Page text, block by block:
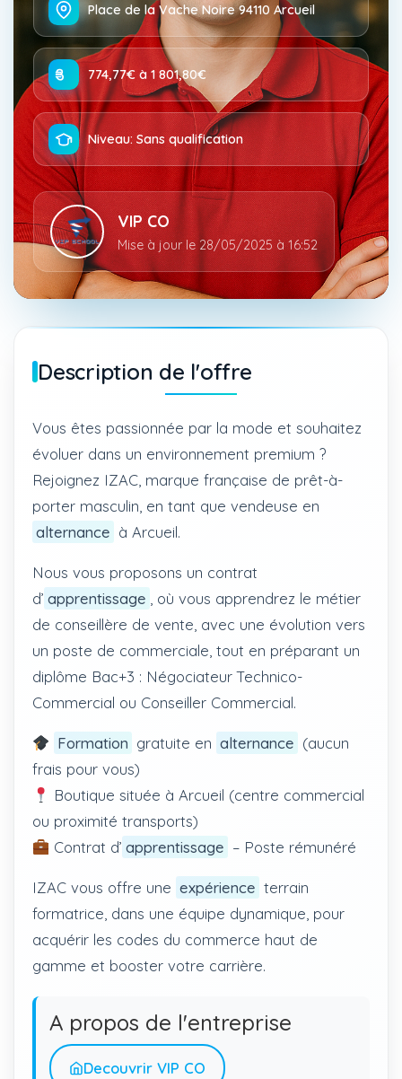
Place de la Vache Noire 94110 Arcueil
774,77€ à 1 801,80€
Niveau: Sans qualification
VIP CO
Mise à jour le 28/05/2025 à 16:52
Description de l'offre
Vous êtes passionnée par la mode et souhaitez
évoluer dans un environnement premium ?
Rejoignez IZAC, marque française de prêt-à-
porter masculin, en tant que vendeuse en
alternance à Arcueil.
Nous vous proposons un contrat
d’ apprentissage
, où vous apprendrez le métier
de conseillère de vente, avec une évolution vers
un poste de commerciale, tout en préparant un
diplôme Bac+3 : Négociateur Technico-
Commercial ou Conseiller Commercial.
Formation gratuite en alternance (aucun
frais pour vous)
Boutique située à Arcueil (centre commercial
ou proximité transports)
Contrat d’ apprentissage – Poste rémunéré
IZAC vous offre une expérience terrain
formatrice, dans une équipe dynamique, pour
acquérir les codes du commerce haut de
gamme et booster votre carrière.
A propos de l'entreprise
Decouvrir VIP CO